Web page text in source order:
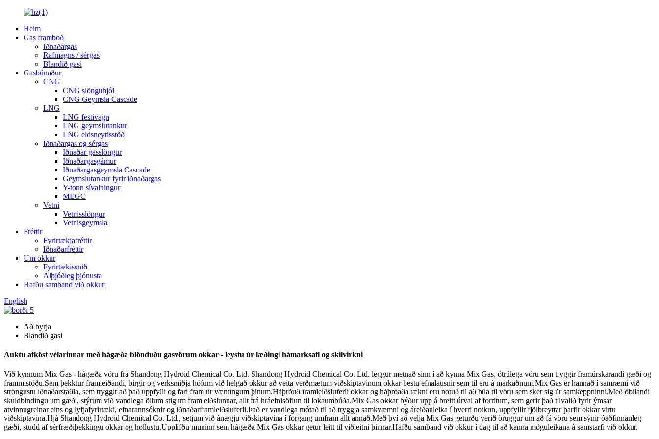
Heim
Gas framboð
Iðnaðargas
Rafmagns / sérgas
Blandið gasi
Gasbúnaður
CNG
CNG slönguhjól
CNG Geymsla Cascade
LNG
LNG festivagn
LNG geymslutankur
LNG eldsneytisstöð
Iðnaðargas og sérgas
Iðnaðar gasslöngur
Iðnaðargasgámur
Iðnaðargasgeymsla Cascade
Geymslutankur fyrir iðnaðargas
Y-tonn sívalningur
MEGC
Vetni
Vetnisslöngur
Vetnisgeymsla
Fréttir
Fyrirtækjafréttir
Iðnaðarfréttir
Um okkur
Fyrirtækissnið
Alþjóðleg þjónusta
Hafðu samband við okkur
English
Að byrja
Blandið gasi
Auktu afköst vélarinnar með hágæða blönduðu gasvörum okkar - leystu úr læðingi hámarksafl og skilvirkni
Við kynnum Mix Gas - hágæða vöru frá Shandong Hydroid Chemical Co. Ltd. Shandong Hydroid Chemical Co. Ltd. leggur metnað sinn í að kynna Mix Gas, ótrúlega vöru sem tryggir framúrskarandi gæði og
frammistöðu.Sem þekktur framleiðandi, birgir og verksmiðja höfum við helgað okkur að veita verðmætum viðskiptavinum okkar bestu efnalausnir sem til eru á markaðnum.Mix Gas er hannað í samræmi við
ströngustu iðnaðarstaðla, sem tryggir að það uppfylli og fari fram úr væntingum þínum.Háþróuð framleiðsluferli okkar og háþróaða tækni eru notuð til að búa til vöru sem sker sig úr samkeppninni.Með óbilandi
skuldbindingu um gæði, stýrum við vandlega öllum stigum framleiðslunnar, allt frá hráefnisöflun til lokaumbúða.Mix Gas okkar býður upp á breitt úrval af forritum, sem gerir það tilvalið fyrir ýmsar
atvinnugreinar eins og lyfjafyrirtæki, efnarannsóknir og iðnaðarframleiðsluferli.Það er vandlega mótað til að tryggja samkvæmni og áreiðanleika í hverri notkun, uppfyllir fjölbreyttar þarfir okkar virtu
viðskiptavina.Hjá Shandong Hydroid Chemical Co. Ltd., setjum við ánægju viðskiptavina í forgang umfram allt annað.Með því að velja Mix Gas geturðu verið öruggur um að fá vöru sem sýnir óaðfinnanleg
gæði, studd af sérfræðiþekkingu okkar og hollustu.Upplifðu muninn sem hágæða Mix Gas okkar getur leitt til viðleitni þinnar.Hafðu samband við okkur í dag til að kanna möguleikana á samstarfi við okkur.